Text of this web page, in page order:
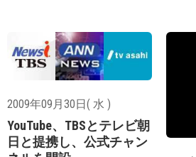
2009年09月30日( 水 )
YouTube、TBSとテレビ朝
日と提携し、公式チャン